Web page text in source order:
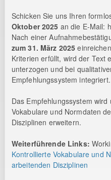
Schicken Sie uns Ihren
Oktober 2025 an die E-Mail:
Nach einer
zum 31. März 2025
Kriterien erfüllt, wird der Text
unterzogen und bei
Empfehlungssystem integriert.
Das Empfehlungssystem wird
Vokabulare und Normdaten
Disziplinen erweitern.
Weiterführende Links:
Kontrollierte Vokabulare und
arbeitenden Disziplinen